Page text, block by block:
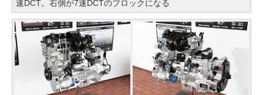
速DCT。右側が7速DCTのブロックになる